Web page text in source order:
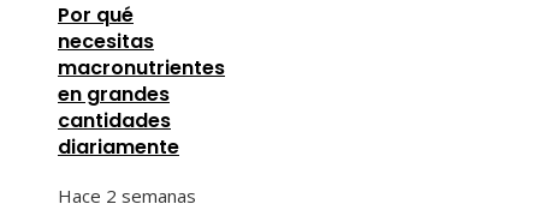
Por qué
necesitas
macronutrientes
en grandes
cantidades
diariamente
Hace 2 semanas